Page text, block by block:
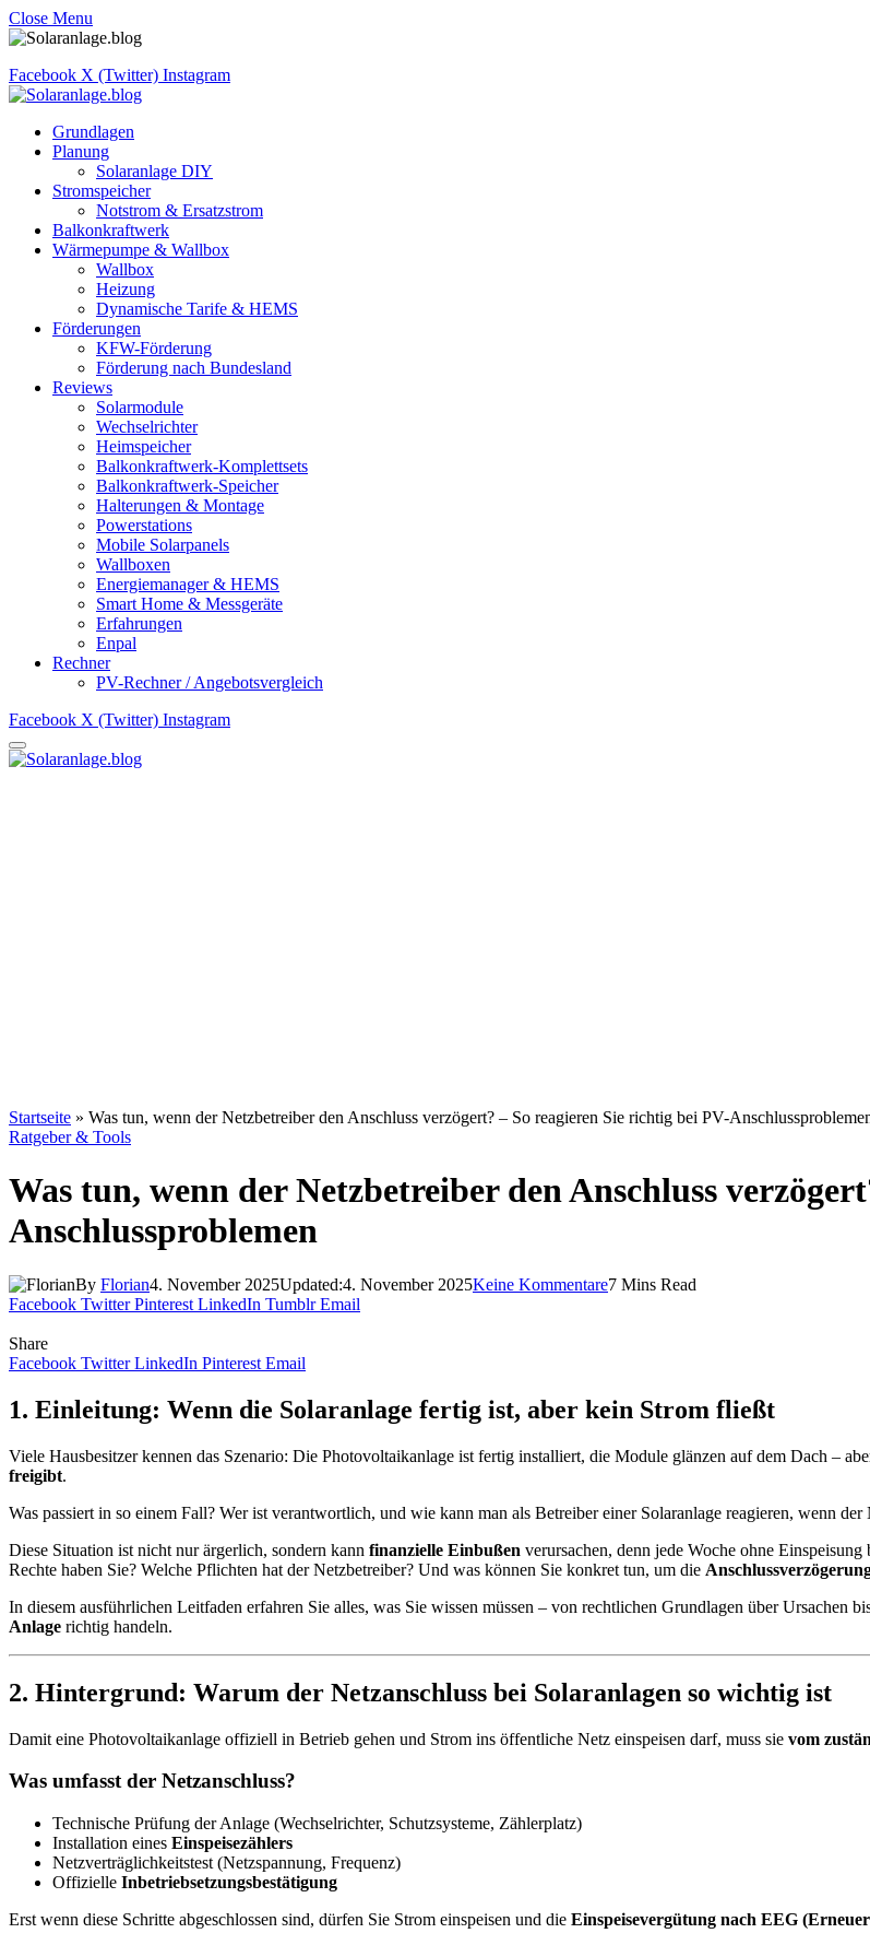
Close Menu
Facebook X (Twitter) Instagram
Grundlagen
Planung
Solaranlage DIY
Stromspeicher
Notstrom & Ersatzstrom
Balkonkraftwerk
Wärmepumpe & Wallbox
Wallbox
Heizung
Dynamische Tarife & HEMS
Förderungen
KFW-Förderung
Förderung nach Bundesland
Reviews
Solarmodule
Wechselrichter
Heimspeicher
Balkonkraftwerk-Komplettsets
Balkonkraftwerk-Speicher
Halterungen & Montage
Powerstations
Mobile Solarpanels
Wallboxen
Energiemanager & HEMS
Smart Home & Messgeräte
Erfahrungen
Enpal
Rechner
PV-Rechner / Angebotsvergleich
Facebook X (Twitter) Instagram
Startseite » Was tun, wenn der Netzbetreiber den Anschluss verzögert? – So reagieren Sie richtig bei PV-
Ratgeber & Tools
Was tun, wenn der Netzbetreiber den Anschluss
Anschlussproblemen
By Florian4. November 2025Updated:4. November 2025Keine Kommentare7 Mins Read
Facebook Twitter Pinterest LinkedIn Tumblr Email
Share
Facebook Twitter LinkedIn Pinterest Email
1. Einleitung: Wenn die Solaranlage fertig ist, aber kein Strom fließt
Viele Hausbesitzer kennen das Szenario: Die Photovoltaikanlage ist fertig installiert, die Module glänzen auf dem Dach –
freigibt.
Was passiert in so einem Fall? Wer ist verantwortlich, und wie kann man als Betreiber einer Solaranlage reagieren, wenn der
Diese Situation ist nicht nur ärgerlich, sondern kann finanzielle Einbußen verursachen, denn jede Woche ohne Einspeisung
Rechte haben Sie? Welche Pflichten hat der Netzbetreiber? Und was können Sie konkret tun, um die
In diesem ausführlichen Leitfaden erfahren Sie alles, was Sie wissen müssen – von rechtlichen Grundlagen über Ursachen
Anlage richtig handeln.
2. Hintergrund: Warum der Netzanschluss bei Solaranlagen so wichtig ist
Damit eine Photovoltaikanlage offiziell in Betrieb gehen und Strom ins öffentliche Netz einspeisen darf, muss sie vom
Was umfasst der Netzanschluss?
Technische Prüfung der Anlage (Wechselrichter, Schutzsysteme, Zählerplatz)
Installation eines Einspeisezählers
Netzverträglichkeitstest (Netzspannung, Frequenz)
Offizielle Inbetriebsetzungsbestätigung
Erst wenn diese Schritte abgeschlossen sind, dürfen Sie Strom einspeisen und die Einspeisevergütung nach EEG